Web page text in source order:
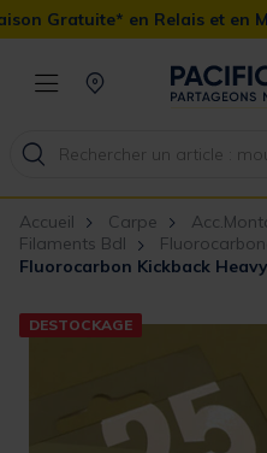
Gratuite* en Relais et en
Accueil Carpe
Filaments Bdl
Fluorocarbon Kickback
DESTOCKAGE